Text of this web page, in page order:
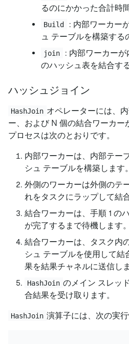
るのにかかった合計時間
Build
: 内部ワーカー
ュ テーブルを構築する
join
: 内部ワーカー
のハッシュ表を結合す
ハッシュジョイン
HashJoin オペレーターには、
ー、および N 個の結合ワーカー
プロセスは次のとおりです。
内部ワーカーは、内部テー
シュ テーブルを構築します。
外側のワーカーは外側のテ
れをタスクにラップして結
結合ワーカーは、手順 1 の
が完了するまで待機します。
結合ワーカーは、タスク内
シュ テーブルを使用して
果を結果チャネルに送信しま
HashJoin のメイン スレッ
合結果を受け取ります。
HashJoin 演算子には、次の実